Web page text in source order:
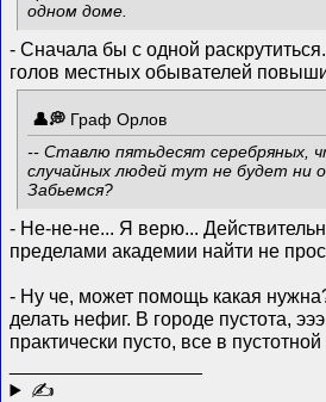
одном доме.
- Сначала бы с одной
голов местных обывателей
Граф Орлов
-- Ставлю пятьдесят серебряных,
случайных людей тут не будет ни
Забьемся?
- Не-не-не... Я верю...
пределами академии найти не
- Ну че, может помощь какая
делать нефиг. В городе пустота,
практически пусто, все в
✍